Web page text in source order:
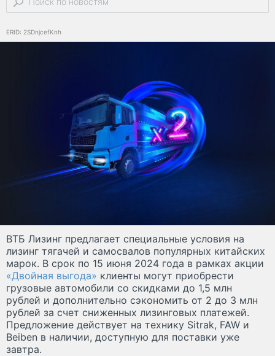
ERID: 2SDnjcefKnh
ВТБ Лизинг предлагает специальные условия на
лизинг тягачей и самосвалов популярных китайских
марок. В срок по 15 июня 2024 года в рамках акции
«Двойная выгода» клиенты могут приобрести
грузовые автомобили со скидками до 1,5 млн
рублей и дополнительно сэкономить от 2 до 3 млн
рублей за счет сниженных лизинговых платежей.
Предложение действует на технику Sitrak, FAW и
Beiben в наличии, доступную для поставки уже
завтра.